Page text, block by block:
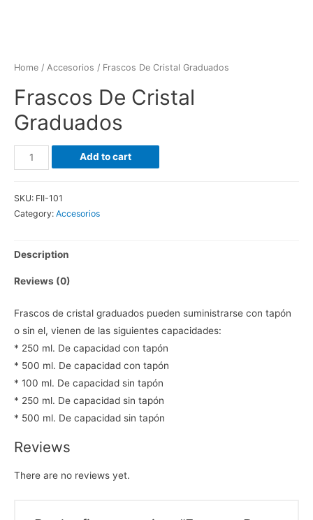
Home / Accesorios / Frascos De Cristal Graduados
Frascos De Cristal
Graduados
Frascos
De
Graduados
Add to cart
SKU: FII-101
Category: Accesorios
Description
Reviews (0)
Frascos de cristal graduados pueden suministrarse con tapón
o sin el, vienen de las siguientes capacidades:
* 250 ml. De capacidad con tapón
* 500 ml. De capacidad con tapón
* 100 ml. De capacidad sin tapón
* 250 ml. De capacidad sin tapón
* 500 ml. De capacidad sin tapón
Reviews
There are no reviews yet.